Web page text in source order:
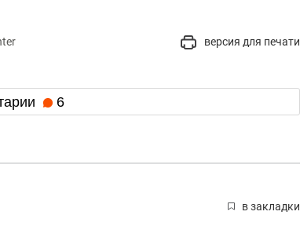
версия для печати
6
в закладки